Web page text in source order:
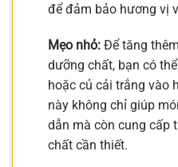
để đảm bảo hương vị
Mẹo nhỏ: Để tăng
dưỡng chất, bạn có
hoặc củ cải trắng vào
này không chỉ giúp
dẫn mà còn cung cấp
chất cần thiết.